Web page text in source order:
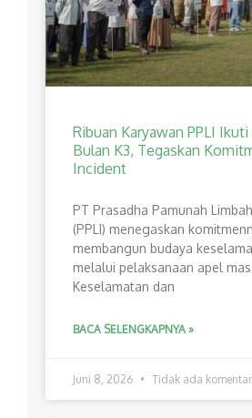
Ribuan Karyawan PPLI
Bulan K3, Tegaskan
Incident
PT Prasadha Pamunah
(PPLI) menegaskan
membangun budaya
melalui pelaksanaan apel
Keselamatan dan
BACA SELENGKAPNYA »
Juni 8, 2026 Tidak ada komentar